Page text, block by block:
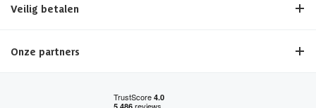
Veilig betalen
Onze partners